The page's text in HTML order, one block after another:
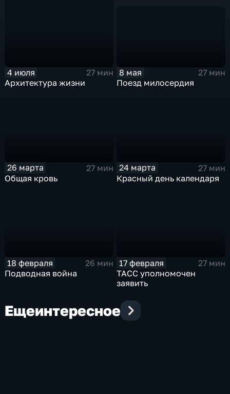
4 июля
27 мин
Архитектура жизни
8 мая
27 мин
Поезд милосердия
26 марта
27 мин
Общая кровь
24 марта
27 мин
Красный день календаря
18 февраля
26 мин
Подводная война
17 февраля
27 мин
ТАСС уполномочен
заявить
Ещеинтересное